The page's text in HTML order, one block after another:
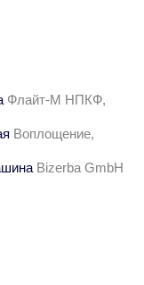
Флайт-М НПКФ,
Воплощение,
Bizerba GmbH